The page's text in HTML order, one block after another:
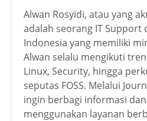
Alwan Rosyidi, atau yang
adalah seorang IT Support
Indonesia yang memiliki
Alwan selalu mengikuti
Linux, Security, hingga
seputas FOSS. Melalui
ingin berbagi informasi
menggunakan layanan